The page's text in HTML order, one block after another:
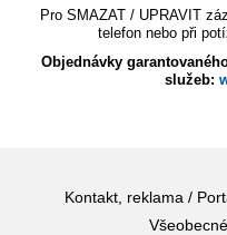
Pro SMAZAT / UPRAVIT
telefon nebo při
Objednávky
služeb:
Kontakt, reklama /